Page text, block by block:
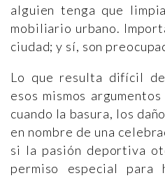
alguien tenga que
mobiliario urbano.
ciudad; y sí, son
Lo que resulta difícil
esos mismos
cuando la basura, los
en nombre de una
si la pasión deportiva
permiso especial para